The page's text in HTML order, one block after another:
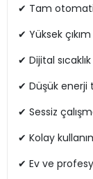
✔ Tam
✔ Yüksek
✔ Dijital
✔ Düşük enerji
✔ Sessiz
✔ Kolay
✔ Ev ve